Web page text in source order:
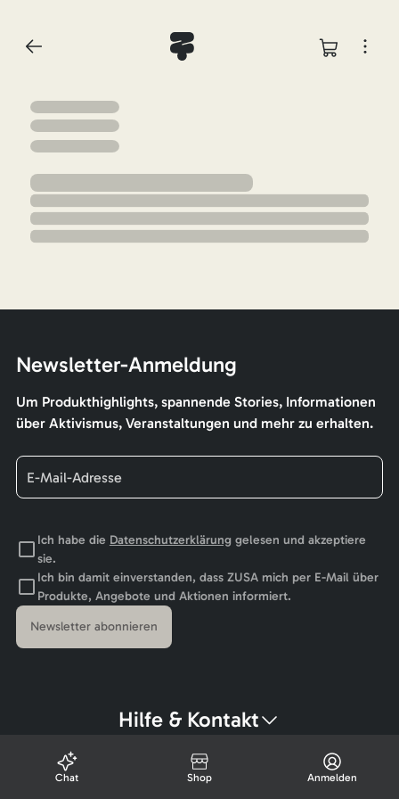
Newsletter-Anmeldung
Um Produkthighlights, spannende Stories, Informationen
über Aktivismus, Veranstaltungen und mehr zu erhalten.
Ich habe die Datenschutzerklärunggelesen und akzeptiere
sie.
Ich bin damit einverstanden, dass ZUSA mich per E-Mail über
Produkte, Angebote und Aktionen informiert.
Newsletter abonnieren
Hilfe & Kontakt
Chat Shop Anmelden